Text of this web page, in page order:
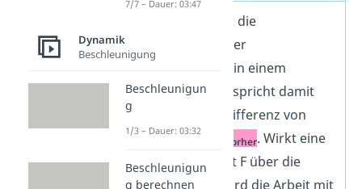
Die Arbeit W ist die
Veränderung der
Energiemenge in einem
System. Sie entspricht damit
, also der Differenz von
E
und vorher. Wirkt eine
konstante Kraft F über die
Strecke s, so wird die Arbeit mit
7/7 – Dauer: 03:47
Dynamik
Beschleunigung
Beschleunigun
g
1/3 – Dauer: 03:32
Beschleunigun
g berechnen